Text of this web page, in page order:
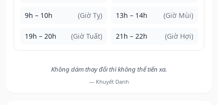
9h – 10h (Giờ Tỵ) 13h – 14h (Giờ Mùi)
19h – 20h (Giờ Tuất) 21h – 22h (Giờ Hợi)
Không dám thay đổi thì không thể tiến xa.
— Khuyết Danh